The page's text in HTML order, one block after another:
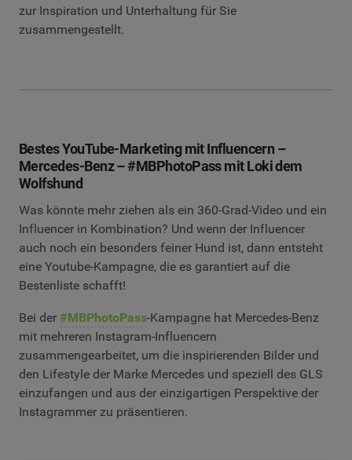
zur Inspiration und Unterhaltung für Sie
zusammengestellt.
Bestes YouTube-Marketing mit Influencern –
Mercedes-Benz – #MBPhotoPass mit Loki dem
Wolfshund
Was könnte mehr ziehen als ein 360-Grad-Video und ein
Influencer in Kombination? Und wenn der Influencer
auch noch ein besonders feiner Hund ist, dann entsteht
eine Youtube-Kampagne, die es garantiert auf die
Bestenliste schafft!
Bei der #MBPhotoPass-Kampagne hat Mercedes-Benz
mit mehreren Instagram-Influencern
zusammengearbeitet, um die inspirierenden Bilder und
den Lifestyle der Marke Mercedes und speziell des GLS
einzufangen und aus der einzigartigen Perspektive der
Instagrammer zu präsentieren.